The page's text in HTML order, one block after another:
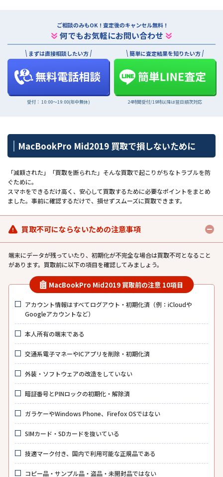
ご相談のみもOK ! 査定後のキャンセル無料 !
何でもお気軽にお問い合わせ
まずは直接相談したい方
受付： 10:00〜19:00(年中無休)
簡単に査定結果を知りたい方
24時間受付/19時以降は翌日順次対応
MacBookPro Mid2019 買取で損しないために
「減額された」「買取を断られた」そんな買取で起こりがちなトラブルを防
ぐために。
スマホをできるだけ高く、安心して買取するために必要なポイントをまとめ
ました。事前に確認するだけで、損せずスムーズに買取できます。
買取不可にならないための注意事項
端末にデータが残っていたり、初期化が不完全な場合は買取不可となること
があります。買取前に以下の項目を確認してみましょう。
MacBookPro Mid2019 買取前の注意 10項目
アカウント情報はすべてログアウト・初期化済（例：iCloudや
Googleアカウントなど）
本人所有の端末である
交通系電子マネーやICアプリを削除・初期化済
外装・ソフトウェアの改造をしていない
暗証番号とPINロックの初期化・解除済
ガラケーやWindows Phone、Firefox OSではない
SIMカード・SDカードを抜いている
技適マーク付き、国内で利用可能な正規品である
コピー品・サンプル品・盗品・未開封品ではない